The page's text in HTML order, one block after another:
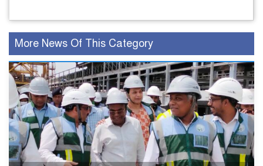
More News Of This Category